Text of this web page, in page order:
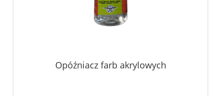
Opóźniacz farb akrylowych